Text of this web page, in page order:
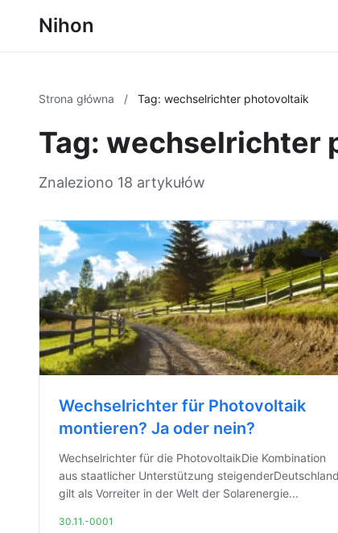
Nihon
Strona główna / Tag: wechselrichter photovoltaik
Tag: wechselrichter
Znaleziono 18 artykułów
Wechselrichter für Photovoltaik
montieren? Ja oder nein?
Wechselrichter für die PhotovoltaikDie Kombination
aus staatlicher Unterstützung steigenderDeutschland
gilt als Vorreiter in der Welt der Solarenergie...
30.11.-0001